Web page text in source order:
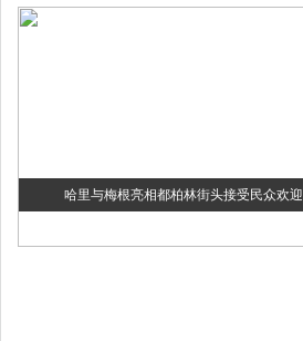
哈里与梅根亮相都柏林街头接受民众欢迎